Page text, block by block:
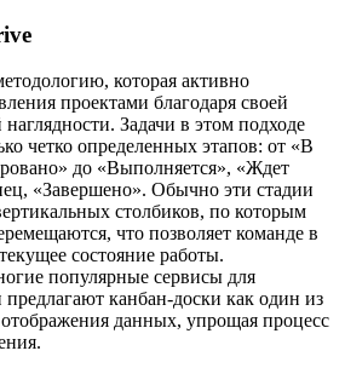
которая активно
проектами благодаря своей
Задачи в этом подходе
четко определенных этапов: от «В
до «Выполняется», «Ждет
«Завершено». Обычно эти стадии
столбиков, по которым
что позволяет команде в
состояние работы.
популярные сервисы для
канбан-доски как один из
данных, упрощая процесс